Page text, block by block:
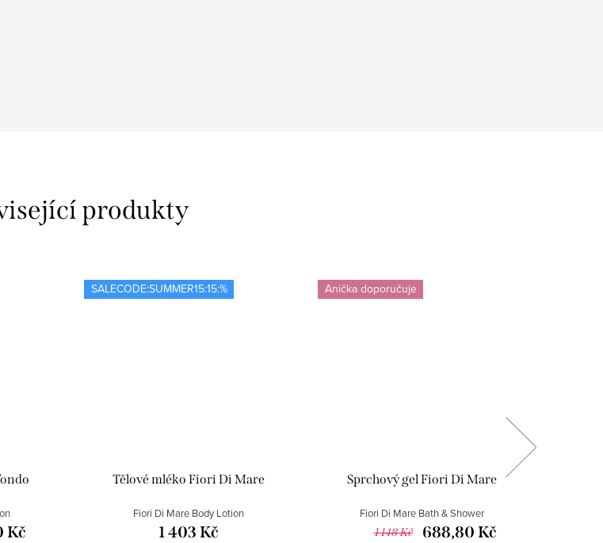
produkty
Kč
SALECODE:SUMMER15:15:%
Tělové mléko Fiori Di Mare
Fiori Di Mare Body Lotion
1 403 Kč
Anička doporučuje
Sprchový gel Fiori Di Mare
Fiori Di Mare Bath & Shower
1 148 Kč 688,80 Kč